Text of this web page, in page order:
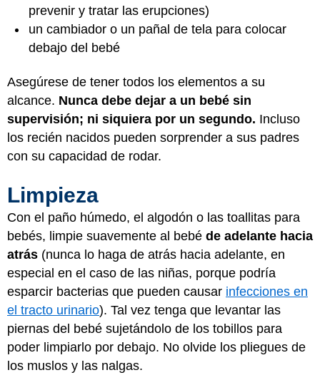
prevenir y tratar las erupciones)
un cambiador o un pañal de tela para colocar
debajo del bebé
Asegúrese de tener todos los elementos a su
alcance. Nunca debe dejar a un bebé sin
supervisión; ni siquiera por un segundo. Incluso
los recién nacidos pueden sorprender a sus padres
con su capacidad de rodar.
Limpieza
Con el paño húmedo, el algodón o las toallitas para
bebés, limpie suavemente al bebé de adelante hacia
atrás (nunca lo haga de atrás hacia adelante, en
especial en el caso de las niñas, porque podría
esparcir bacterias que pueden causar infecciones en
el tracto urinario). Tal vez tenga que levantar las
piernas del bebé sujetándolo de los tobillos para
poder limpiarlo por debajo. No olvide los pliegues de
los muslos y las nalgas.